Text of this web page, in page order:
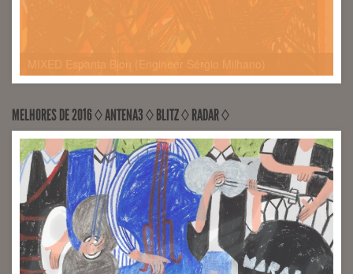
MELHORES DE 2016 ◊ ANTENA3 ◊ BLITZ ◊ RADAR ◊